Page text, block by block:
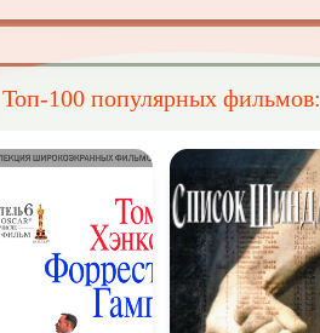
Топ-100 популярных фильмов: